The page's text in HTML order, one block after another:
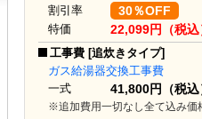
割引率
30％OFF
特価 22,099円（税込
工事費 [追炊きタイプ]
ガス給湯器交換工事費
一式
41,800円（税込
※追加費用一切なし全て込み価